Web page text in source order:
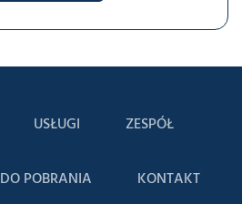
USŁUGI ZESPÓŁ
DO POBRANIA KONTAKT